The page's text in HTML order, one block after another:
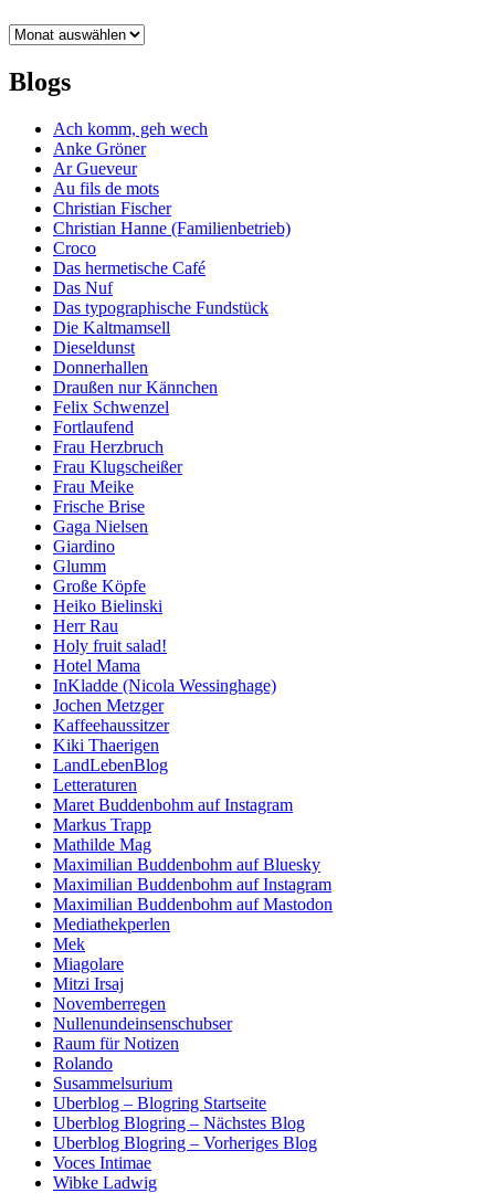
Archiv
Blogs
Ach komm, geh wech
Anke Gröner
Ar Gueveur
Au fils de mots
Christian Fischer
Christian Hanne (Familienbetrieb)
Croco
Das hermetische Café
Das Nuf
Das typographische Fundstück
Die Kaltmamsell
Dieseldunst
Donnerhallen
Draußen nur Kännchen
Felix Schwenzel
Fortlaufend
Frau Herzbruch
Frau Klugscheißer
Frau Meike
Frische Brise
Gaga Nielsen
Giardino
Glumm
Große Köpfe
Heiko Bielinski
Herr Rau
Holy fruit salad!
Hotel Mama
InKladde (Nicola Wessinghage)
Jochen Metzger
Kaffeehaussitzer
Kiki Thaerigen
LandLebenBlog
Letteraturen
Maret Buddenbohm auf Instagram
Markus Trapp
Mathilde Mag
Maximilian Buddenbohm auf Bluesky
Maximilian Buddenbohm auf Instagram
Maximilian Buddenbohm auf Mastodon
Mediathekperlen
Mek
Miagolare
Mitzi Irsaj
Novemberregen
Nullenundeinsenschubser
Raum für Notizen
Rolando
Susammelsurium
Uberblog – Blogring Startseite
Uberblog Blogring – Nächstes Blog
Uberblog Blogring – Vorheriges Blog
Voces Intimae
Wibke Ladwig